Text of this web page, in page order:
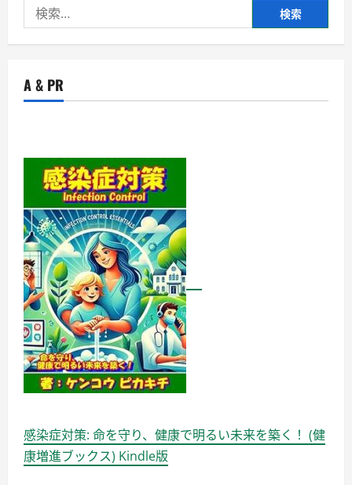
索:
A & PR
感染症対策: 命を守り、健康で明るい未来を築く！ (健
康増進ブックス) Kindle版